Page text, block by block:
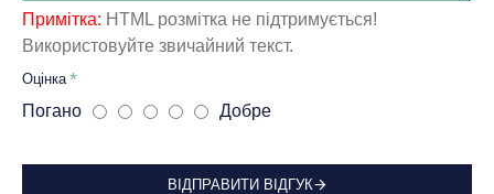
Примітка: HTML розмітка не підтримується!
Використовуйте звичайний текст.
Оцінка
Погано Добре
ВІДПРАВИТИ ВІДГУК